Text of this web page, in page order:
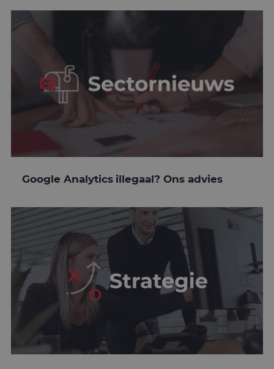
Google Analytics illegaal? Ons advies